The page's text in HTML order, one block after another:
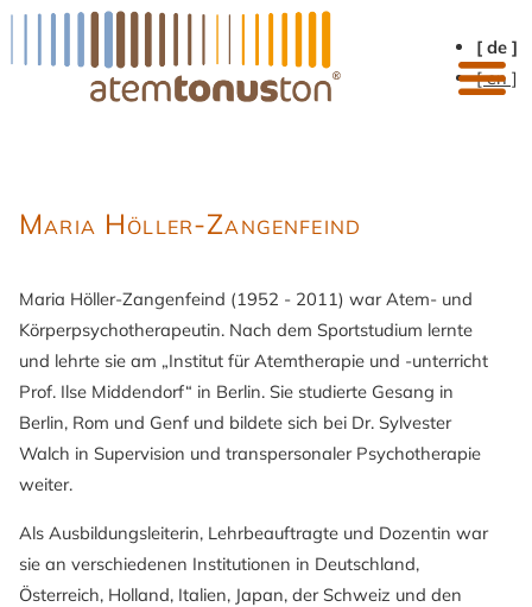
[ de ]
[ en ]
Maria Höller-Zangenfeind
Maria Höller-Zangenfeind (1952 - 2011) war Atem- und
Körperpsychotherapeutin. Nach dem Sportstudium lernte
und lehrte sie am „Institut für Atemtherapie und -unterricht
Prof. Ilse Middendorf“ in Berlin. Sie studierte Gesang in
Berlin, Rom und Genf und bildete sich bei Dr. Sylvester
Walch in Supervision und transpersonaler Psychotherapie
weiter.
Als Ausbildungsleiterin, Lehrbeauftragte und Dozentin war
sie an verschiedenen Institutionen in Deutschland,
Österreich, Holland, Italien, Japan, der Schweiz und den